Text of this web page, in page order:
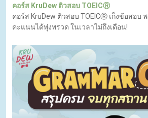
คอร์ส KruDew ติวสอบ TOEICⓇ
คอร์ส KruDew ติวสอบ TOEICⓇ เก็งข้อสอบ
คะแนนได้พุ่งพรวด ในเวลาไม่ถึงเดือน!